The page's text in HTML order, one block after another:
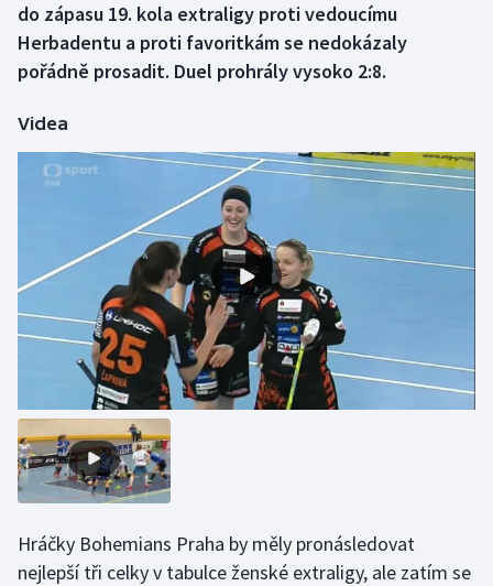
Curling
Dostihy
Futsal
Gymnastika
Házená
Jezdectví
Judo
Krasobruslení
Lezení
do zápasu 19. kola extraligy proti vedoucímu
Herbadentu a proti favoritkám se nedokázaly
pořádně prosadit. Duel prohrály vysoko 2:8.
Videa
Hráčky Bohemians Praha by měly pronásledovat
nejlepší tři celky v tabulce ženské extraligy, ale zatím se